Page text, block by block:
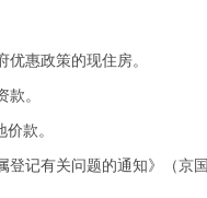
惠政策的现住房。
。
款。
记有关问题的通知》（京国